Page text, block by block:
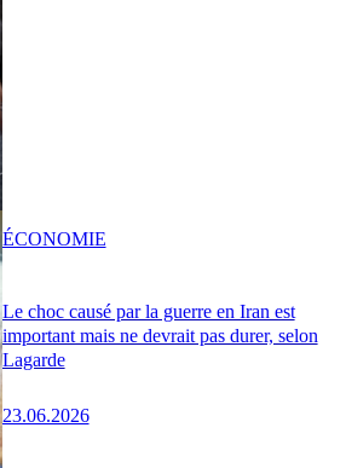
Le choc causé par la guerre en Iran est
important mais ne devrait pas durer, selon
Lagarde
23.06.2026
ÉCONOMIE